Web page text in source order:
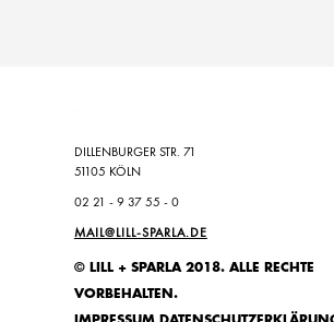
DILLENBURGER STR. 71
51105 KÖLN
02 21 - 9 37 55 - 0
MAIL@LILL-SPARLA.DE
© LILL + SPARLA 2018. ALLE RECHTE
VORBEHALTEN.